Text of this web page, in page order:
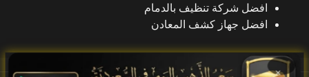
افضل شركة تنظيف بالدمام
افضل جهاز كشف المعادن
×